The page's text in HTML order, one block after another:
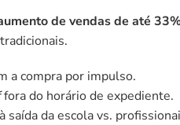
de vendas de até
a compra por impulso.
fora do horário de expediente.
da escola vs.